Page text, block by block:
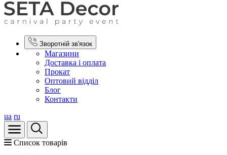
Зворотній зв'язок
Магазини
Доставка і оплата
Прокат
Оптовий відділ
Блог
Контакти
ua ru
Список товарів